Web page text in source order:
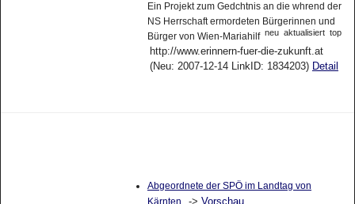
Ein Projekt zum Gedchtnis an die whrend der
NS Herrschaft ermordeten Bürgerinnen und
Bürger von Wien-Mariahilf neu aktualisiert top
http://www.erinnern-fuer-die-zukunft.at
(Neu: 2007-12-14 LinkID: 1834203) Detail
Abgeordnete der SPÖ im Landtag von
Kärnten
-> Vorschau